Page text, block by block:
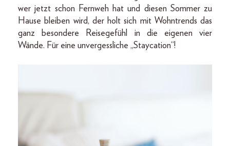
wer jetzt schon Fernweh hat und diesen Sommer zu
Hause bleiben wird, der holt sich mit Wohntrends das
ganz besondere Reisegefühl in die eigenen vier
Wände. Für eine unvergessliche „Staycation“!